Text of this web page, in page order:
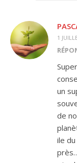
1
un
de
ile